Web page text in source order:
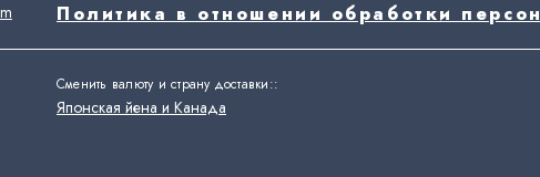
Политика в отношении обработки
Сменить валюту и страну доставки::
Японская йена и Канада